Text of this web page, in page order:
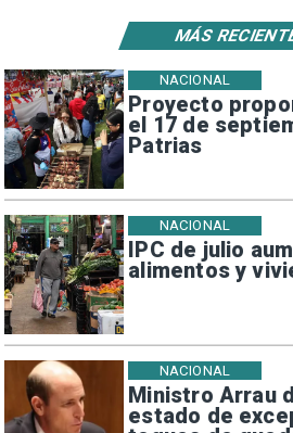
Proyecto
el 17 de
Patrias
NACIONAL
IPC de julio
alimentos y
NACIONAL
Ministro Arrau
estado de
NACIONAL
MÁS